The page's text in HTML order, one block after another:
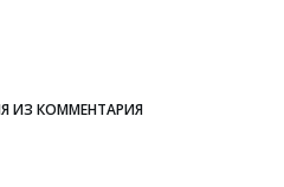
ИЗ КОММЕНТАРИЯ